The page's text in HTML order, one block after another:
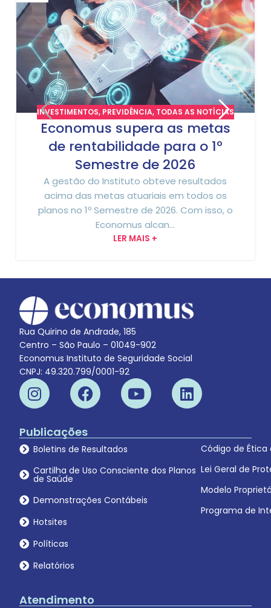
INVESTIMENTOS, PREVIDÊNCIA, TODAS AS NOTÍCIAS
Economus supera as metas
de rentabilidade para o 1º
Semestre de 2026
A gestão do Instituto obteve resultados
acima das metas atuariais em todos os
planos no 1º Semestre de 2026. Com isso, o
Economus alcan...
LER MAIS +
Rua Quirino de Andrade, 185
Centro – São Paulo – 01049-902
Economus Instituto de Seguridade Social
CNPJ: 49.320.799/0001-92
Publicações
Boletins de Resultados
Cartilha de Uso Consciente dos Planos
de Saúde
Demonstrações Contábeis
Hotsites
Políticas
Relatórios
Código de
Lei Geral de
Modelo
Programa de
Atendimento